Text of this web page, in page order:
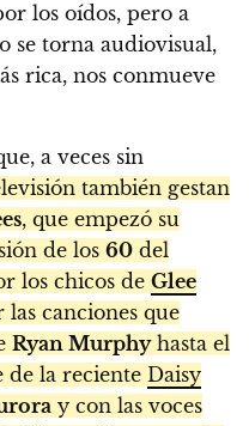
los oídos, pero a
se torna audiovisual,
rica, nos conmueve
a veces sin
también gestan
, que empezó su
de los 60 del
los chicos de Glee
canciones que
Ryan Murphyhasta el
de la reciente Daisy
y con las voces